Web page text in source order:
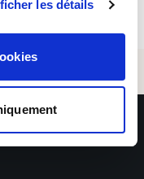
les détails